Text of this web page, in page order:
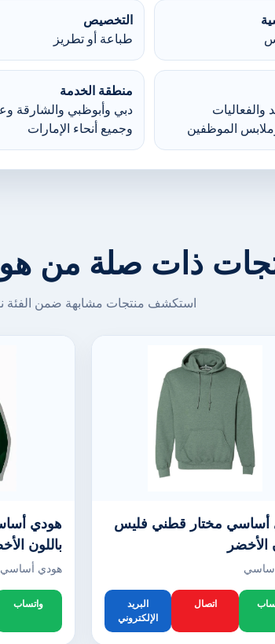
التخصيص
طباعة أو تطريز
والفعاليات
الموظفين
منطقة الخدمة
دبي وأبوظبي والشارقة
وجميع أنحاء الإمارات
ذات صلة من
استكشف منتجات مشابهة ضمن الفئة
أساسي مختار قطني فليس
الأخضر
اتصال
البريد
الإلكتروني
هودي
باللون
هودي أساسي
واتساب